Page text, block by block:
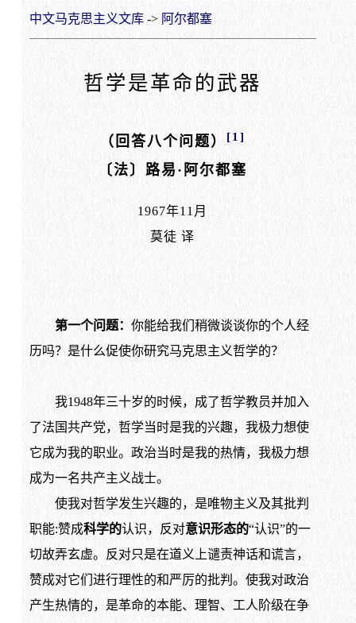
中文马克思主义文库-> 阿尔都塞
哲学是革命的武器
（回答八个问题） [1]
〔法〕路易·阿尔都塞
1967年11月
莫徒 译
第一个问题： 你能给我们稍微谈谈你的个人经
历吗？是什么促使你研究马克思主义哲学的？
我1948年三十岁的时候，成了哲学教员并加入
了法国共产党，哲学当时是我的兴趣，我极力想使
它成为我的职业。政治当时是我的热情，我极力想
成为一名共产主义战士。
使我对哲学发生兴趣的，是唯物主义及其批判
职能:赞成科学的认识，反对意识形态的“认识”的一
切故弄玄虚。反对只是在道义上谴责神话和谎言，
赞成对它们进行理性的和严厉的批判。使我对政治
产生热情的，是革命的本能、理智、工人阶级在争